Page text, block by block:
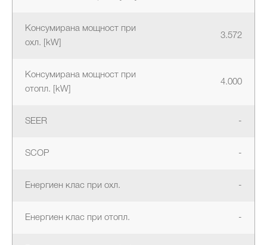
Консумирана мощност при
охл. [kW]
3.572
Консумирана мощност при
отопл. [kW]
4.000
SEER -
SCOP -
Енергиен клас при охл. -
Енергиен клас при отопл. -